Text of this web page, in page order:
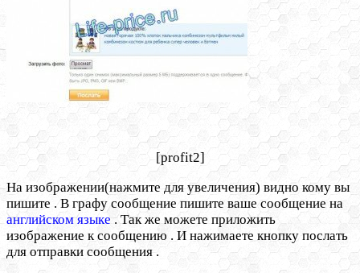
[profit2]
На изображении(нажмите для увеличения) видно кому вы
пишите . В графу сообщение пишите ваше сообщение на
английском языке . Так же можете приложить
изображение к сообщению . И нажимаете кнопку послать
для отправки сообщения .